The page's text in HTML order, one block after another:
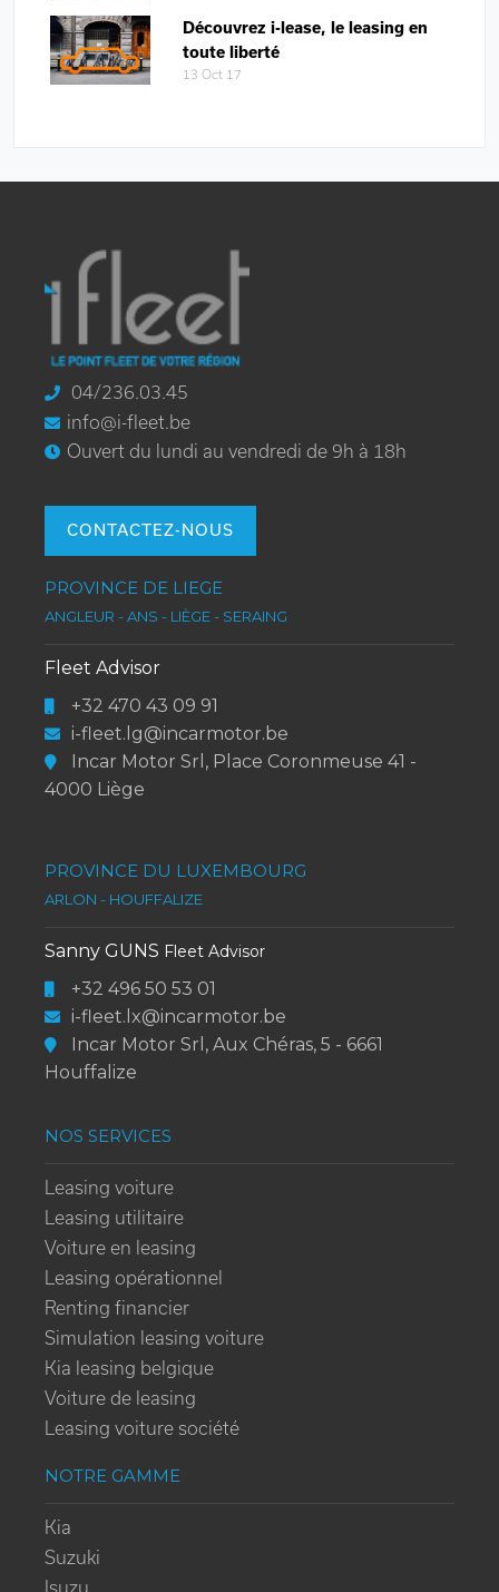
Découvrez i-lease, le leasing en
toute liberté
13 Oct 17
PAGE
04/236.03.45
info@i-fleet.be
Ouvert du lundi au vendredi de 9h à 18h
CONTACTEZ-NOUS
PROVINCE DE LIEGE
ANGLEUR - ANS - LIÈGE - SERAING
Fleet Advisor
+32 470 43 09 91
i-fleet.lg@incarmotor.be
Incar Motor Srl, Place Coronmeuse 41 -
4000 Liège
PROVINCE DU LUXEMBOURG
ARLON - HOUFFALIZE
Sanny GUNS Fleet Advisor
+32 496 50 53 01
i-fleet.lx@incarmotor.be
Incar Motor Srl, Aux Chéras, 5 - 6661
Houffalize
NOS SERVICES
Leasing voiture
Leasing utilitaire
Voiture en leasing
Leasing opérationnel
Renting financier
Simulation leasing voiture
Kia leasing belgique
Voiture de leasing
Leasing voiture société
NOTRE GAMME
Kia
Suzuki
Isuzu